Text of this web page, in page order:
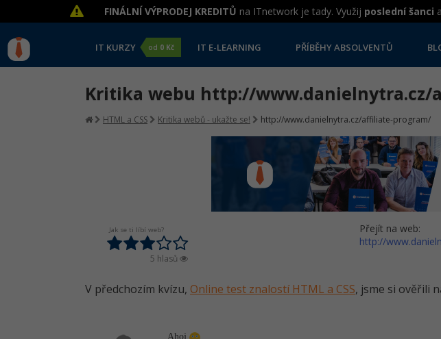
FINÁLNÍ VÝPRODEJ KREDITŮ na ITnetwork je tady. Využij poslední šanci
IT KURZY od 0 Kč IT E-LEARNING PŘÍBĚHY ABSOLVENTŮ
Kritika webu http://
HTML a CSS Kritika webů - ukažte se! http://www.danielnytra.cz/affiliate-program/
Jak se ti líbí web?
5 hlasů
Přejít na web:
http://
V předchozím kvízu, Online test znalostí HTML a CSS, jsme si ověřili
Ahoj